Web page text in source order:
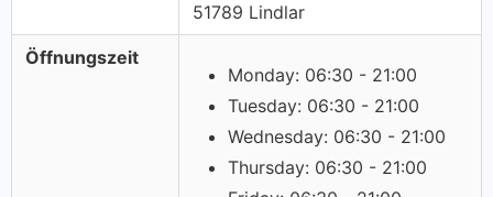
51789 Lindlar
Öffnungszeit
Monday: 06:30 - 21:00
Tuesday: 06:30 - 21:00
Wednesday: 06:30 - 21:00
Thursday: 06:30 - 21:00